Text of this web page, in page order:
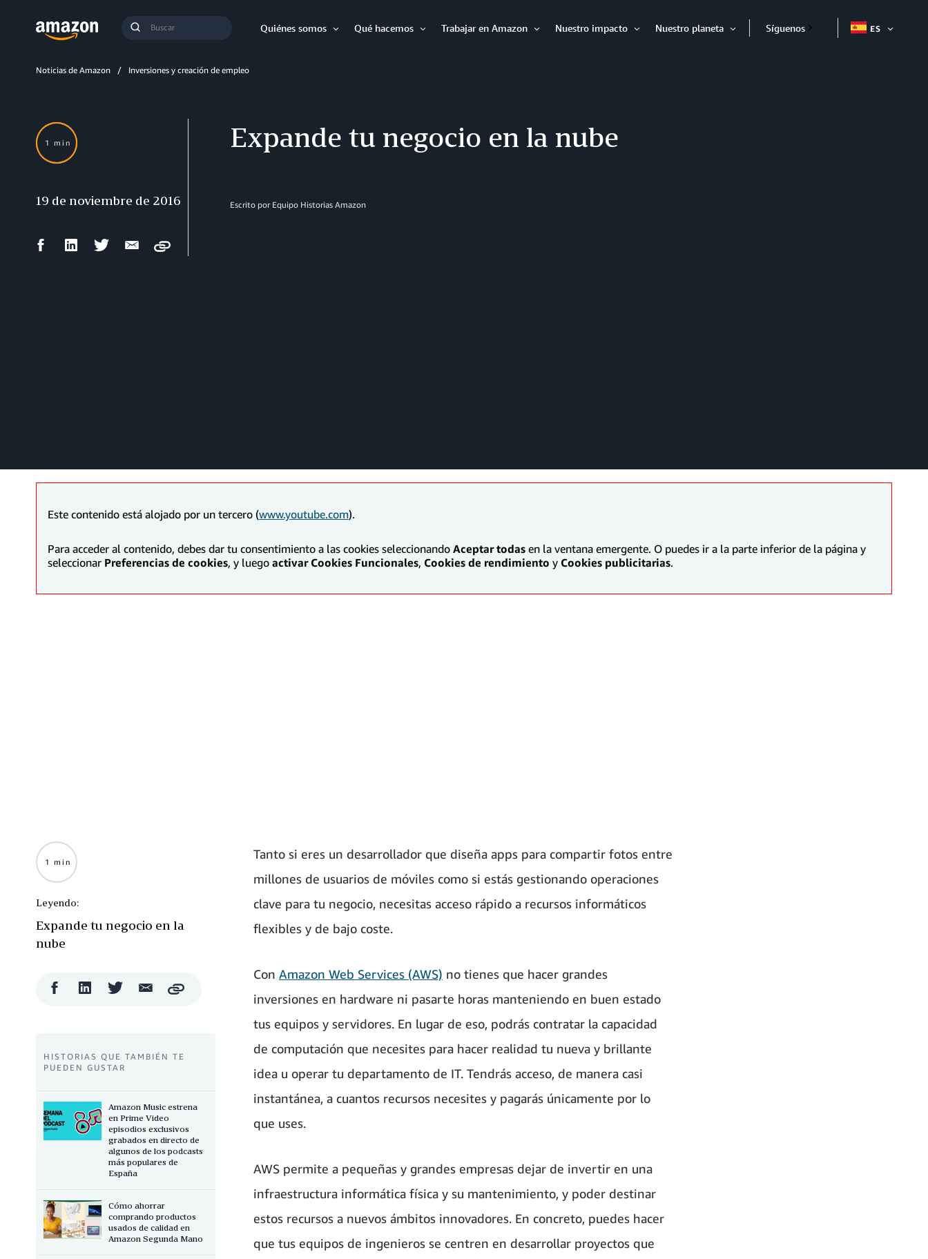
Enviar
Quiénes somos
Qué hacemos
Trabajar en Amazon
Nuestro impacto
Nuestro planeta
Expandir
Síguenos ES
Noticias de Amazon Inversiones y creación de empleo
Expande tu negocio en la nube
Escrito por Equipo Historias Amazon
1 min
19 de noviembre de 2016
CompartirCompartirCompartirCompartir
Copy
Este contenido está alojado por un tercero (www.youtube.com).
Para acceder al contenido, debes dar tu consentimiento a las cookies seleccionando Aceptar todas en la ventana emergente. O puedes ir a la parte inferior de la página y
seleccionar Preferencias de cookies, y luego activar Cookies Funcionales, Cookies de rendimiento y Cookies publicitarias.
Tanto si eres un desarrollador que diseña apps para compartir fotos entre
millones de usuarios de móviles como si estás gestionando operaciones
clave para tu negocio, necesitas acceso rápido a recursos informáticos
flexibles y de bajo coste.
Con Amazon Web Services (AWS) no tienes que hacer grandes
inversiones en hardware ni pasarte horas manteniendo en buen estado
tus equipos y servidores. En lugar de eso, podrás contratar la capacidad
de computación que necesites para hacer realidad tu nueva y brillante
idea u operar tu departamento de IT. Tendrás acceso, de manera casi
instantánea, a cuantos recursos necesites y pagarás únicamente por lo
que uses.
AWS permite a pequeñas y grandes empresas dejar de invertir en una
infraestructura informática física y su mantenimiento, y poder destinar
estos recursos a nuevos ámbitos innovadores. En concreto, puedes hacer
que tus equipos de ingenieros se centren en desarrollar proyectos que
1 min
Leyendo:
Expande tu negocio en la
nube
CompartirCompartirCompartirCompartir
Copy
HISTORIAS QUE TAMBIÉN TE
PUEDEN GUSTAR
Amazon Music estrena
en Prime Video
episodios exclusivos
grabados en directo de
algunos de los podcasts
más populares de
España
Cómo ahorrar
comprando productos
usados de calidad en
Amazon Segunda Mano